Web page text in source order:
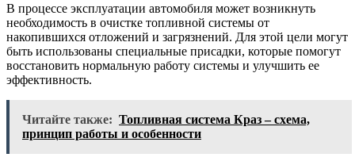
В процессе эксплуатации автомобиля может возникнуть
необходимость в очистке топливной системы от
накопившихся отложений и загрязнений. Для этой цели могут
быть использованы специальные присадки, которые помогут
восстановить нормальную работу системы и улучшить ее
эффективность.
Читайте также: Топливная система Краз – схема,
принцип работы и особенности